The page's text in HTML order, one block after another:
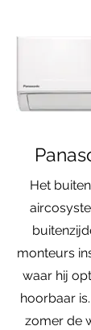
Het
monteurs
waar hij
hoorbaar
zomer de